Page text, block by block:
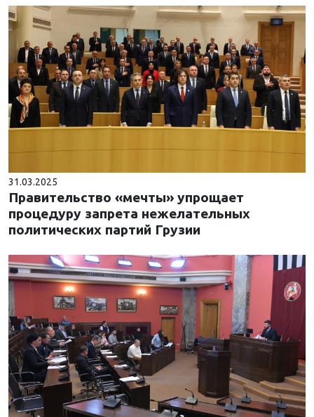
31.03.2025
Правительство «мечты» упрощает
процедуру запрета нежелательных
политических партий Грузии